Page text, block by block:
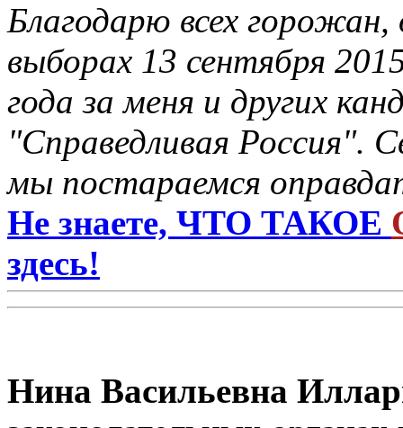
Благодарю всех
выборах 13 сентября
года за меня и других
"Справедливая Россия".
мы постараемся
Не знаете, ЧТО ТАКОЕ
здесь!
Нина Васильевна